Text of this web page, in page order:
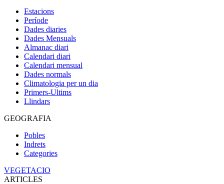
Estacions
Període
Dades diaries
Dades Mensuals
Almanac diari
Calendari diari
Calendari mensual
Dades normals
Climatologia per un dia
Primers-Ultims
Llindars
GEOGRAFIA
Pobles
Indrets
Categories
VEGETACIO
ARTICLES